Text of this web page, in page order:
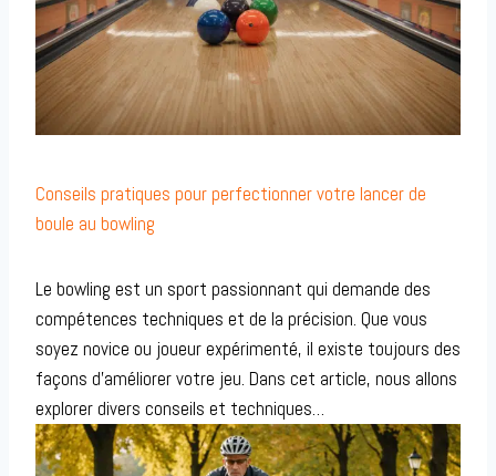
Conseils pratiques pour perfectionner votre lancer de
boule au bowling
Le bowling est un sport passionnant qui demande des
compétences techniques et de la précision. Que vous
soyez novice ou joueur expérimenté, il existe toujours des
façons d’améliorer votre jeu. Dans cet article, nous allons
explorer divers conseils et techniques…